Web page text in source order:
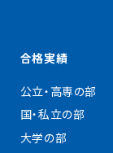
合格実績
公立・高専の部
国・私立の部
大学の部